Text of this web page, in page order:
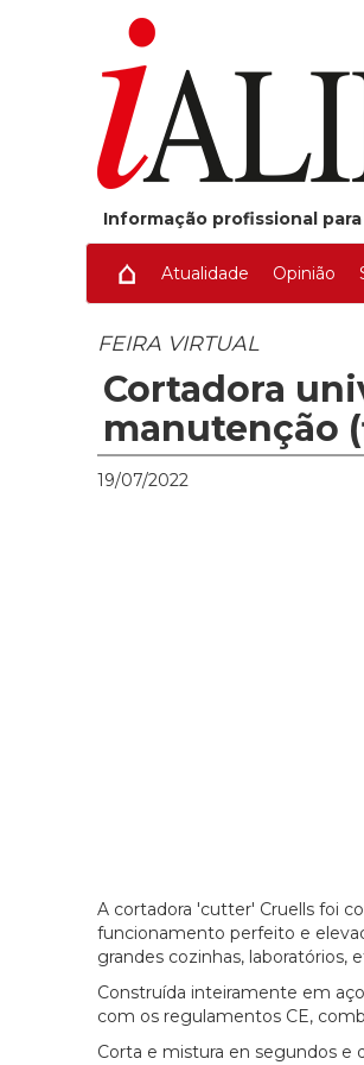
Informação profissional
Atualidade Opinião
FEIRA VIRTUAL
Cortadora
manutenção
19/07/2022
A cortadora 'cutter' Cruells foi
funcionamento perfeito e
grandes cozinhas, laboratórios,
Construída inteiramente em
com os regulamentos CE,
Corta e mistura en segundos e